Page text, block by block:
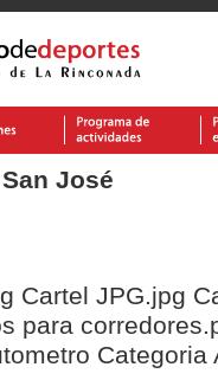
José
Cartel JPG.jpg
para
Categoria